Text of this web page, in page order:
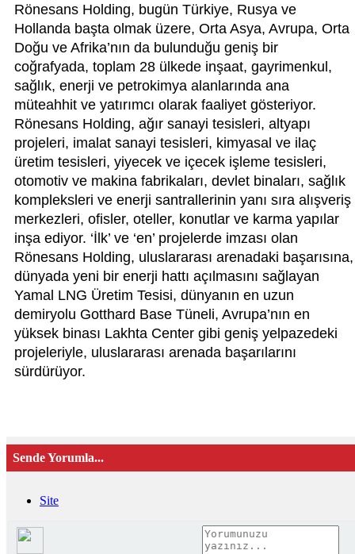
Rönesans Holding, bugün Türkiye, Rusya ve
Hollanda başta olmak üzere, Orta Asya, Avrupa, Orta
Doğu ve Afrika’nın da bulunduğu geniş bir
coğrafyada, toplam 28 ülkede inşaat, gayrimenkul,
sağlık, enerji ve petrokimya alanlarında ana
müteahhit ve yatırımcı olarak faaliyet gösteriyor.
Rönesans Holding, ağır sanayi tesisleri, altyapı
projeleri, imalat sanayi tesisleri, kimyasal ve ilaç
üretim tesisleri, yiyecek ve içecek işleme tesisleri,
otomotiv ve makina fabrikaları, devlet binaları, sağlık
kompleksleri ve enerji santrallerinin yanı sıra alışveriş
merkezleri, ofisler, oteller, konutlar ve karma yapılar
inşa ediyor. ‘İlk’ ve ‘en’ projelerde imzası olan
Rönesans Holding, uluslararası arenadaki başarısına,
dünyada yeni bir enerji hattı açılmasını sağlayan
Yamal LNG Üretim Tesisi, dünyanın en uzun
demiryolu Gotthard Base Tüneli, Avrupa’nın en
yüksek binası Lakhta Center gibi geniş yelpazedeki
projeleriyle, uluslararası arenada başarılarını
sürdürüyor.
Sende Yorumla...
Site